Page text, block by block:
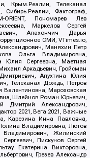
Крым.Реалии, Телеканал
Фактограф,
ORIENT, Пономарев Лев
Маркелов Сергей
Апахончич Дарья
СМИ, VTimes.io,
Маняхин Петр
Ольга Владимировна,
Юлия Сергеевна, Маетная
Аркадьевич, Гройсман
Апухтина Юлия
Телеканал Дождь, Петров
Мароховская
Шлейнов Роман Юрьевич,
Дмитрий Александрович,
2021, Вега 2021, Важные
Карезина Инна Павловна,
Владимировна, Лютов
Жилинский
Пискунов Сергей
Екатерина Викторовна,
Грезев Александр